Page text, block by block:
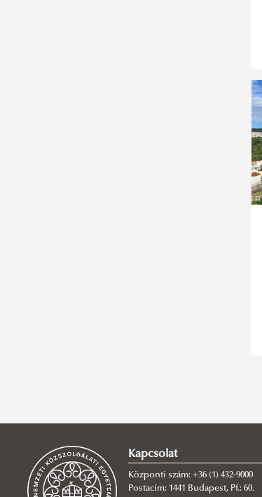
Kapcsolat
Központi szám: +36 (1) 432-9000
Postacím: 1441 Budapest, Pf.: 60.